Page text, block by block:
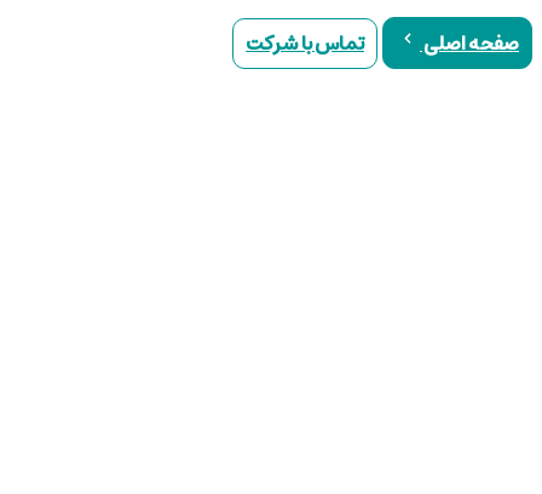
صفحه اصلی تماس با شرکت